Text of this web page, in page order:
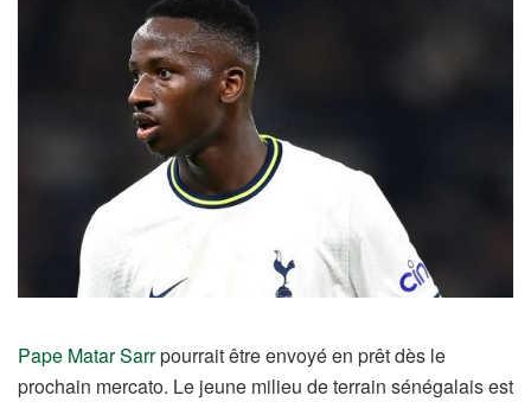
Pape Matar Sarrpourrait être envoyé en prêt dès le
prochain mercato. Le jeune milieu de terrain sénégalais est